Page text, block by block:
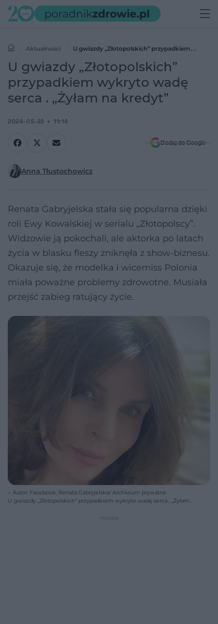
Aktualności
U gwiazdy „Złotopolskich” przypadkiem
wykryto wadę serca . „Żyłam na kredyt”
U gwiazdy „Złotopolskich”
przypadkiem wykryto wadę
serca . „Żyłam na kredyt”
2024-05-22 11:14
Dodaj do Google
Anna Tłustochowicz
Renata Gabryjelska stała się popularna dzięki
roli Ewy Kowalskiej w serialu „Złotopolscy”.
Widzowie ją pokochali, ale aktorka po latach
życia w blasku fleszy zniknęła z show-biznesu.
Okazuje się, że modelka i wicemiss Polonia
miała poważne problemy zdrowotne. Musiała
przejść zabieg ratujący życie.
Autor: Facebook: Renata Gabryjelska/ Archiwum prywatne
U gwiazdy „Złotopolskich” przypadkiem wykryto wadę serca . „Żyłam